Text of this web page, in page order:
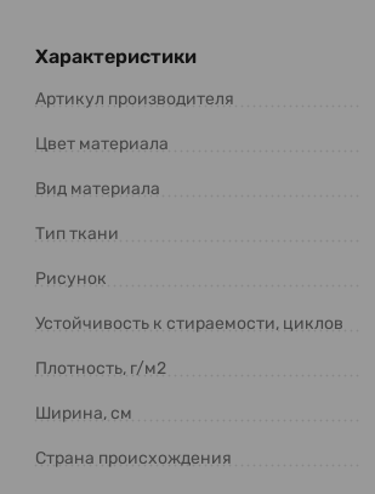
Характеристики
Артикул производителя
Цвет материала
Вид материала
Тип ткани
Рисунок
Устойчивость к стираемости, циклов
Плотность, г/м2
Ширина, см
Страна происхождения